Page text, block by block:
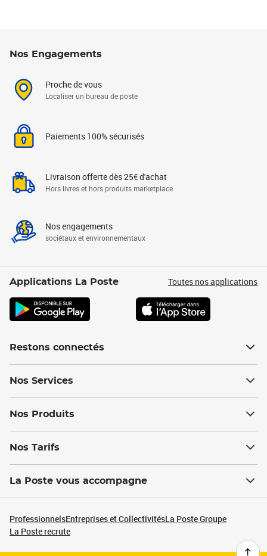
Nos Engagements
Proche de vous
Localiser un bureau de poste
Paiements 100% sécurisés
Livraison offerte dès 25€ d'achat
Hors livres et hors produits marketplace
Nos engagements
sociétaux et environnementaux
Applications La Poste Toutes nos applications
Restons connectés
Nos Services
Nos Produits
Nos Tarifs
La Poste vous accompagne
ProfessionnelsEntreprises et CollectivitésLa Poste Groupe
La Poste recrute